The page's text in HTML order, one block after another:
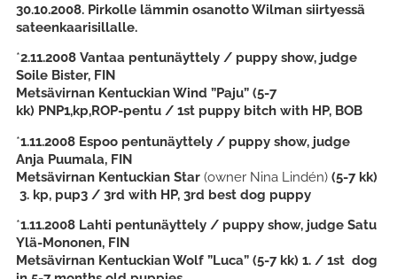
30.10.2008. Pirkolle lämmin osanotto Wilman siirtyessä
sateenkaarisillalle.
*2.11.2008 Vantaa pentunäyttely / puppy show, judge
Soile Bister, FIN
Metsävirnan Kentuckian Wind ”Paju” (5-7
kk) PNP1,kp,ROP-pentu / 1st puppy bitch with HP, BOB
*1.11.2008 Espoo pentunäyttely / puppy show, judge
Anja Puumala, FIN
Metsävirnan Kentuckian Star (owner Nina Lindén) (5-7 kk)
3. kp, pup3 / 3rd with HP, 3rd best dog puppy
*1.11.2008 Lahti pentunäyttely / puppy show, judge Satu
Ylä-Mononen, FIN
Metsävirnan Kentuckian Wolf ”Luca” (5-7 kk) 1. / 1st dog